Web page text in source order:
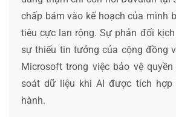
chấp bám vào kế hoạch của mình
tiêu cực lan rộng. Sự phản đối
sự thiếu tin tưởng của cộng đồng
Microsoft trong việc bảo vệ
soát dữ liệu khi AI được tích hợp
hành.